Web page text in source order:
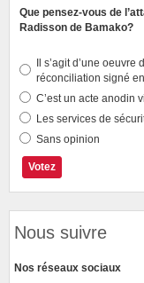
Que pensez-vous de
Radisson de Bamako?
Il s’agit d’une oeuvre
réconciliation signé en
C’est un acte anodin
Les services de
Sans opinion
Nous suivre
Nos réseaux sociaux